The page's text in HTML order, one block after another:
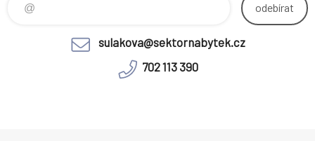
odebírat
sulakova@sektornabytek.cz
702 113 390